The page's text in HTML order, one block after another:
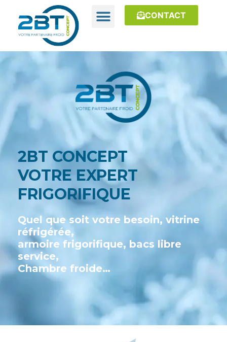
CONTACT
2BT CONCEPT
VOTRE EXPERT
FRIGORIFIQUE
Quel que soit votre besoin, vitrine
réfrigérée,
armoire frigorifique, bacs libre
service,
Chambre froide…